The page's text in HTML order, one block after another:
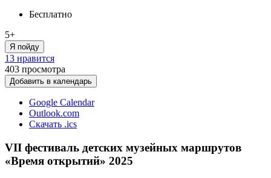
Бесплатно
5+
Я пойду
13 нравится
403 просмотра
Добавить в календарь
Google Calendar
Outlook.com
Скачать .ics
VII фестиваль детских музейных маршрутов
«Время открытий» 2025